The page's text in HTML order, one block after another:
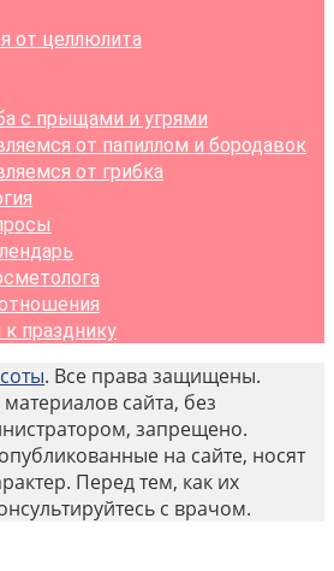
от целлюлита
с прыщами и угрями
от папиллом и бородавок
от грибка
празднику
. Все права защищены.
сайта, без
запрещено.
на сайте, носят
Перед тем, как их
с врачом.